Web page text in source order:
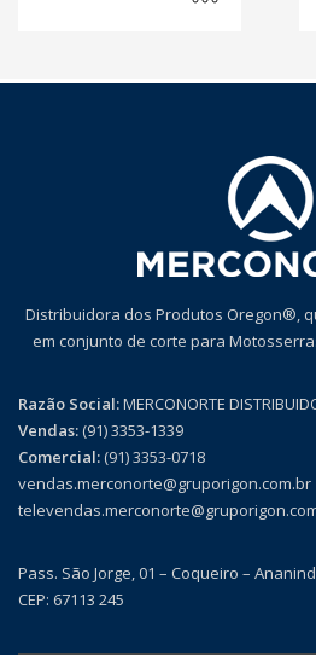
Distribuidora dos Produtos Oregon®,
em conjunto de corte para
Razão Social:MERCONORTE
Vendas:(91) 3353-1339
Comercial:(91) 3353-0718
vendas.merconorte@gruporigon.com.br
Pass. São Jorge, 01 – Coqueiro –
CEP: 67113 245